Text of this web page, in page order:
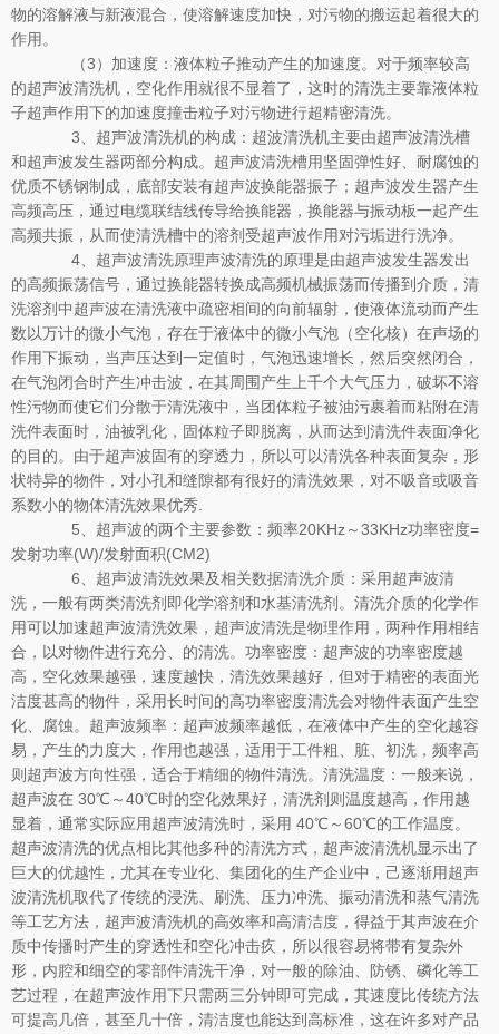
物的溶解液与新液混合，使溶解速度加快，对污物的搬运起着很大的
作用。
（3）加速度：液体粒子推动产生的加速度。对于频率较高
的超声波清洗机，空化作用就很不显着了，这时的清洗主要靠液体粒
子超声作用下的加速度撞击粒子对污物进行超精密清洗。
3、超声波清洗机的构成：超波清洗机主要由超声波清洗槽
和超声波发生器两部分构成。超声波清洗槽用坚固弹性好、耐腐蚀的
优质不锈钢制成，底部安装有超声波换能器振子；超声波发生器产生
高频高压，通过电缆联结线传导给换能器，换能器与振动板一起产生
高频共振，从而使清洗槽中的溶剂受超声波作用对污垢进行洗净。
4、超声波清洗原理声波清洗的原理是由超声波发生器发出
的高频振荡信号，通过换能器转换成高频机械振荡而传播到介质，清
洗溶剂中超声波在清洗液中疏密相间的向前辐射，使液体流动而产生
数以万计的微小气泡，存在于液体中的微小气泡（空化核）在声场的
作用下振动，当声压达到一定值时，气泡迅速增长，然后突然闭合，
在气泡闭合时产生冲击波，在其周围产生上千个大气压力，破坏不溶
性污物而使它们分散于清洗液中，当团体粒子被油污裹着而粘附在清
洗件表面时，油被乳化，固体粒子即脱离，从而达到清洗件表面净化
的目的。由于超声波固有的穿透力，所以可以清洗各种表面复杂，形
状特异的物件，对小孔和缝隙都有很好的清洗效果，对不吸音或吸音
系数小的物体清洗效果优秀.
5、超声波的两个主要参数：频率20KHz～33KHz功率密度=
发射功率(W)/发射面积(CM2)
6、超声波清洗效果及相关数据清洗介质：采用超声波清
洗，一般有两类清洗剂即化学溶剂和水基清洗剂。清洗介质的化学作
用可以加速超声波清洗效果，超声波清洗是物理作用，两种作用相结
合，以对物件进行充分、的清洗。功率密度：超声波的功率密度越
高，空化效果越强，速度越快，清洗效果越好，但对于精密的表面光
洁度甚高的物件，采用长时间的高功率密度清洗会对物件表面产生空
化、腐蚀。超声波频率：超声波频率越低，在液体中产生的空化越容
易，产生的力度大，作用也越强，适用于工件粗、脏、初洗，频率高
则超声波方向性强，适合于精细的物件清洗。清洗温度：一般来说，
超声波在 30℃～40℃时的空化效果好，清洗剂则温度越高，作用越
显着，通常实际应用超声波清洗时，采用 40℃～60℃的工作温度。
超声波清洗的优点相比其他多种的清洗方式，超声波清洗机显示出了
巨大的优越性，尤其在专业化、集团化的生产企业中，己逐渐用超声
波清洗机取代了传统的浸洗、刷洗、压力冲洗、振动清洗和蒸气清洗
等工艺方法，超声波清洗机的高效率和高清洁度，得益于其声波在介
质中传播时产生的穿透性和空化冲击疚，所以很容易将带有复杂外
形，内腔和细空的零部件清洗干净，对一般的除油、防锈、磷化等工
艺过程，在超声波作用下只需两三分钟即可完成，其速度比传统方法
可提高几倍，甚至几十倍，清洁度也能达到高标准，这在许多对产品